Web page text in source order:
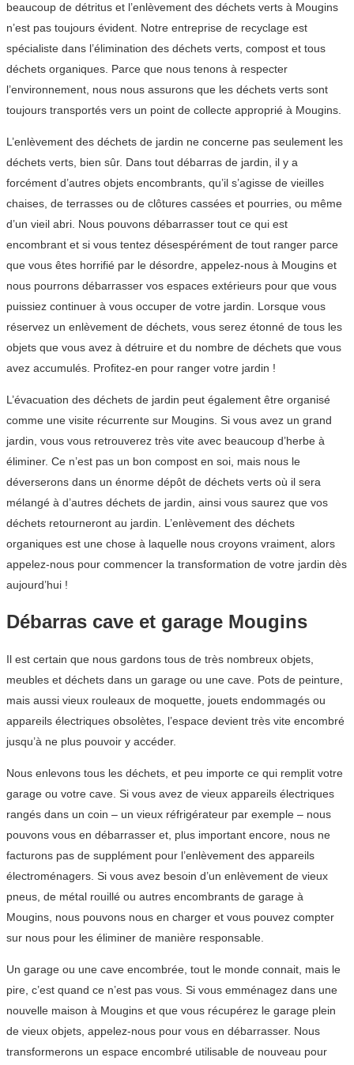
beaucoup de détritus et l’enlèvement des déchets verts à Mougins
n’est pas toujours évident. Notre entreprise de recyclage est
spécialiste dans l’élimination des déchets verts, compost et tous
déchets organiques. Parce que nous tenons à respecter
l’environnement, nous nous assurons que les déchets verts sont
toujours transportés vers un point de collecte approprié à Mougins.
L’enlèvement des déchets de jardin ne concerne pas seulement les
déchets verts, bien sûr. Dans tout débarras de jardin, il y a
forcément d’autres objets encombrants, qu’il s’agisse de vieilles
chaises, de terrasses ou de clôtures cassées et pourries, ou même
d’un vieil abri. Nous pouvons débarrasser tout ce qui est
encombrant et si vous tentez désespérément de tout ranger parce
que vous êtes horrifié par le désordre, appelez-nous à Mougins et
nous pourrons débarrasser vos espaces extérieurs pour que vous
puissiez continuer à vous occuper de votre jardin. Lorsque vous
réservez un enlèvement de déchets, vous serez étonné de tous les
objets que vous avez à détruire et du nombre de déchets que vous
avez accumulés. Profitez-en pour ranger votre jardin !
L’évacuation des déchets de jardin peut également être organisé
comme une visite récurrente sur Mougins. Si vous avez un grand
jardin, vous vous retrouverez très vite avec beaucoup d’herbe à
éliminer. Ce n’est pas un bon compost en soi, mais nous le
déverserons dans un énorme dépôt de déchets verts où il sera
mélangé à d’autres déchets de jardin, ainsi vous saurez que vos
déchets retourneront au jardin. L’enlèvement des déchets
organiques est une chose à laquelle nous croyons vraiment, alors
appelez-nous pour commencer la transformation de votre jardin dès
aujourd’hui !
Débarras cave et garage Mougins
Il est certain que nous gardons tous de très nombreux objets,
meubles et déchets dans un garage ou une cave. Pots de peinture,
mais aussi vieux rouleaux de moquette, jouets endommagés ou
appareils électriques obsolètes, l’espace devient très vite encombré
jusqu’à ne plus pouvoir y accéder.
Nous enlevons tous les déchets, et peu importe ce qui remplit votre
garage ou votre cave. Si vous avez de vieux appareils électriques
rangés dans un coin – un vieux réfrigérateur par exemple – nous
pouvons vous en débarrasser et, plus important encore, nous ne
facturons pas de supplément pour l’enlèvement des appareils
électroménagers. Si vous avez besoin d’un enlèvement de vieux
pneus, de métal rouillé ou autres encombrants de garage à
Mougins, nous pouvons nous en charger et vous pouvez compter
sur nous pour les éliminer de manière responsable.
Un garage ou une cave encombrée, tout le monde connait, mais le
pire, c’est quand ce n’est pas vous. Si vous emménagez dans une
nouvelle maison à Mougins et que vous récupérez le garage plein
de vieux objets, appelez-nous pour vous en débarrasser. Nous
transformerons un espace encombré utilisable de nouveau pour